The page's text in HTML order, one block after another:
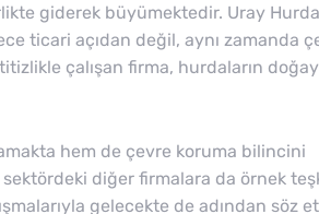
giderek büyümektedir. Uray
ticari açıdan değil, aynı zamanda
çalışan firma, hurdaların
hem de çevre koruma bilincini
sektördeki diğer firmalara da örnek
gelecekte de adından söz